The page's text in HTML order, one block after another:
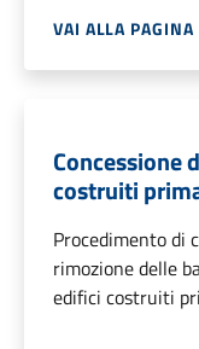
VAI ALLA PAGINA
Concessione
costruiti
Procedimento di
rimozione delle
edifici costruiti